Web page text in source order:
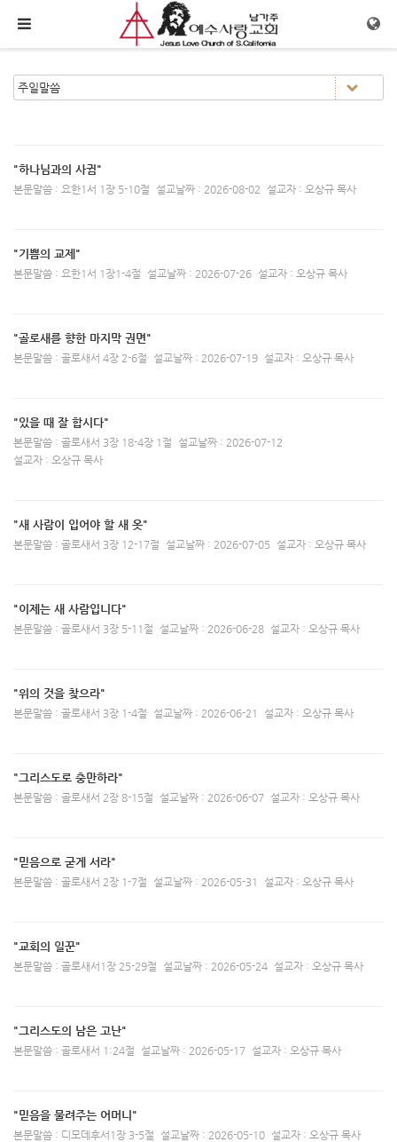
메뉴 건너뛰기
"하나님과의 사귐"
본문말씀 : 요한1서 1장 5-10절 설교날짜 : 2026-08-02 설교자 : 오상규 목사
"기쁨의 교제"
본문말씀 : 요한1서 1장1-4절 설교날짜 : 2026-07-26 설교자 : 오상규 목사
"골로새를 향한 마지막 권면"
본문말씀 : 골로새서 4장 2-6절 설교날짜 : 2026-07-19 설교자 : 오상규 목사
"있을 때 잘 합시다"
본문말씀 : 골로새서 3장 18-4장 1절
설교날짜 : 2026-07-12
설교자 : 오상규 목사
"새 사람이 입어야 할 새 옷"
본문말씀 : 골로새서 3장 12-17절 설교날짜 : 2026-07-05 설교자 : 오상규 목사
"이제는 새 사람입니다"
본문말씀 : 골로새서 3장 5-11절 설교날짜 : 2026-06-28 설교자 : 오상규 목사
"위의 것을 찾으라"
본문말씀 : 골로새서 3장 1-4절 설교날짜 : 2026-06-21 설교자 : 오상규 목사
"그리스도로 충만하라"
본문말씀 : 골로새서 2장 8-15절 설교날짜 : 2026-06-07 설교자 : 오상규 목사
"믿음으로 굳게 서라"
본문말씀 : 골로새서 2장 1-7절 설교날짜 : 2026-05-31 설교자 : 오상규 목사
"교회의 일꾼"
본문말씀 : 골로새서1장 25-29절 설교날짜 : 2026-05-24 설교자 : 오상규 목사
"그리스도의 남은 고난"
본문말씀 : 골로새서 1:24절 설교날짜 : 2026-05-17 설교자 : 오상규 목사
"믿음을 물려주는 어머니"
본문말씀 : 디모데후서1장 3-5절 설교날짜 : 2026-05-10 설교자 : 오상규 목사